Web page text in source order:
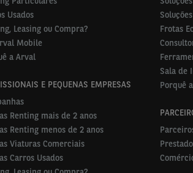
Usados
Leasing ou Compra?
Mobile
a Arval
E PEQUENAS EMPRESAS
Renting mais de 2 anos
Renting menos de 2 anos
Viaturas Comerciais
Carros Usados
Frotas
Sala de
Porquê